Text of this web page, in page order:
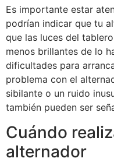
Es importante estar
podrían indicar que tu
que las luces del
menos brillantes de lo
dificultades para
problema con el
sibilante o un ruido
también pueden ser
Cuándo
alternador